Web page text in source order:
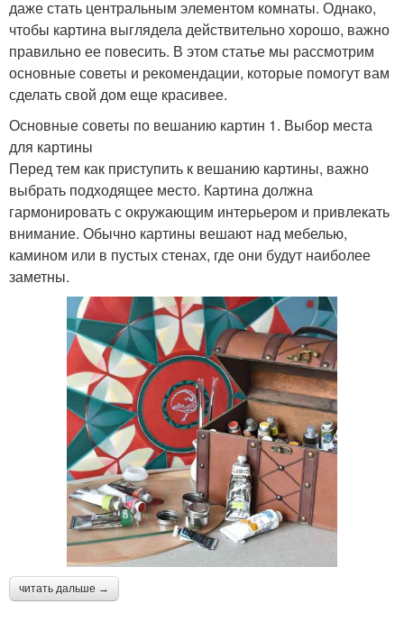
даже стать центральным элементом комнаты. Однако,
чтобы картина выглядела действительно хорошо, важно
правильно ее повесить. В этом статье мы рассмотрим
основные советы и рекомендации, которые помогут вам
сделать свой дом еще красивее.
Основные советы по вешанию картин 1. Выбор места
для картины
Перед тем как приступить к вешанию картины, важно
выбрать подходящее место. Картина должна
гармонировать с окружающим интерьером и привлекать
внимание. Обычно картины вешают над мебелью,
камином или в пустых стенах, где они будут наиболее
заметны.
читать дальше →